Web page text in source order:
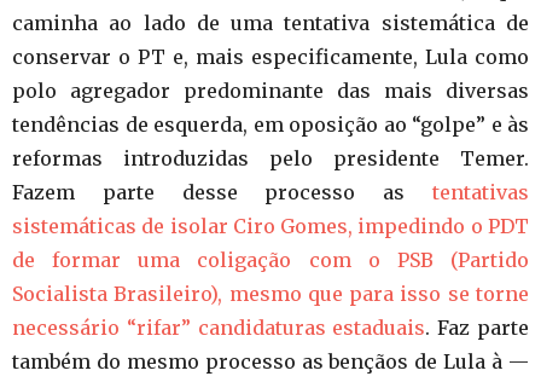
caminha ao lado de uma tentativa sistemática de
conservar o PT e, mais especificamente, Lula como
polo agregador predominante das mais diversas
tendências de esquerda, em oposição ao “golpe” e às
reformas introduzidas pelo presidente Temer.
Fazem parte desse processo as tentativas
sistemáticas de isolar Ciro Gomes, impedindo o PDT
de formar uma coligação com o PSB (Partido
Socialista Brasileiro), mesmo que para isso se torne
necessário “rifar” candidaturas estaduais. Faz parte
também do mesmo processo as bençãos de Lula à —